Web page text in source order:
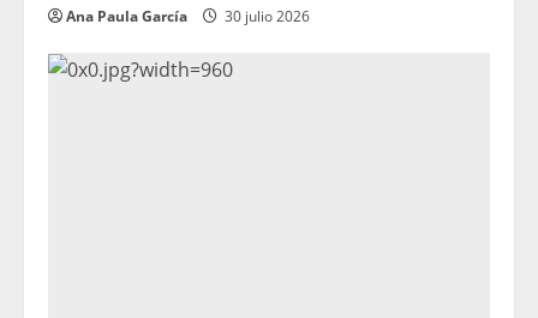
Ana Paula García 30 julio 2026